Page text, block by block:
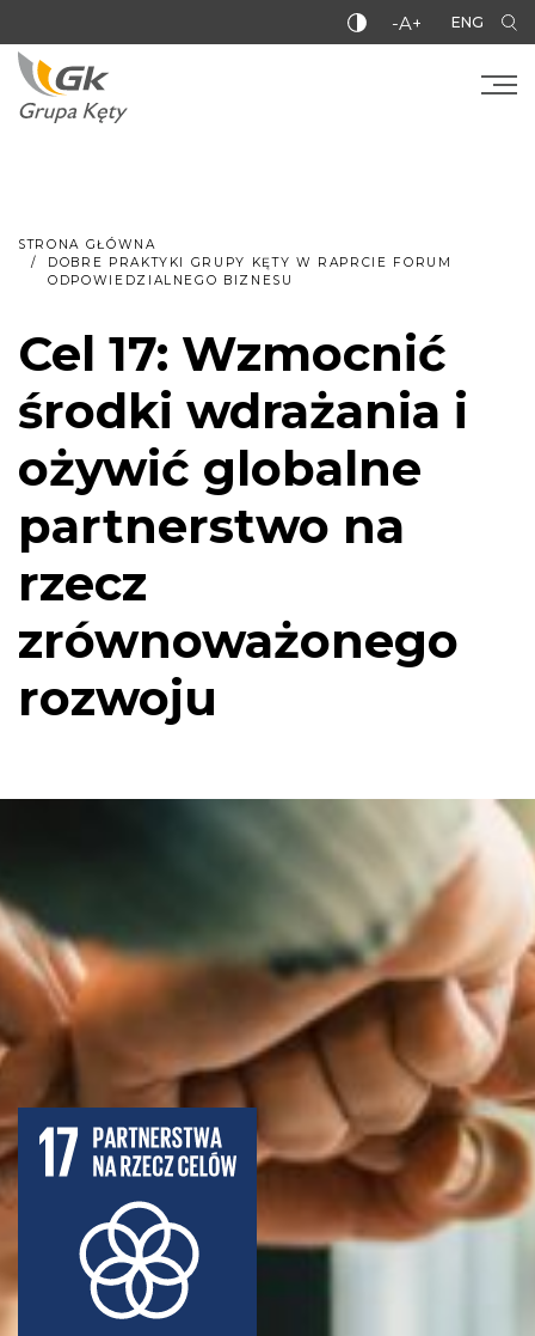
-A+ ENG
STRONA GŁÓWNA
DOBRE PRAKTYKI GRUPY KĘTY W RAPRCIE FORUM
ODPOWIEDZIALNEGO BIZNESU
Cel 17: Wzmocnić
środki wdrażania i
ożywić globalne
partnerstwo na
rzecz
zrównoważonego
rozwoju